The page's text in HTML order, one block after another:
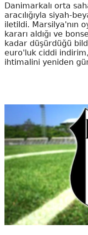
Danimarkalı orta
aracılığıyla siyah-
iletildi. Marsilya'nın
kararı aldığı ve
kadar düşürdüğü
euro'luk ciddi
ihtimalini yeniden